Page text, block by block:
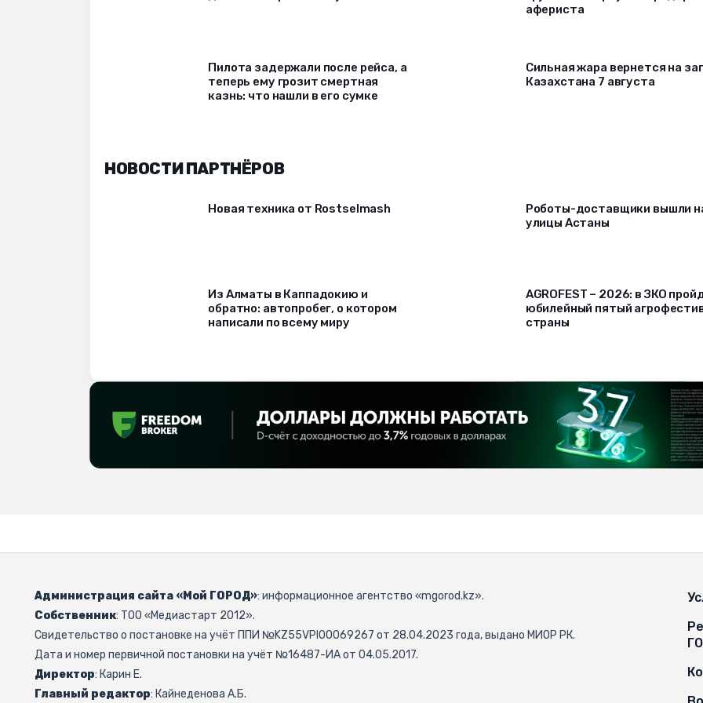
афериста
Пилота задержали после рейса, а
теперь ему грозит смертная
казнь: что нашли в его сумке
Сильная жара вернется на
Казахстана 7 августа
НОВОСТИ ПАРТНЁРОВ
Новая техника от Rostselmash
Роботы-доставщики вышли
улицы Астаны
Из Алматы в Каппадокию и
обратно: автопробег, о котором
написали по всему миру
AGROFEST – 2026: в ЗКО
юбилейный пятый
страны
Администрация сайта «Мой ГОРОД»: информационное агентство «mgorod.kz».
Собственник: ТОО «Медиастарт 2012».
Свидетельство о постановке на учёт ППИ №KZ55VPI00069267 от 28.04.2023 года, выдано МИОР РК.
Дата и номер первичной постановки на учёт №16487-ИА от 04.05.2017.
Директор: Карин Е.
Главный редактор: Кайнеденова А.Б.